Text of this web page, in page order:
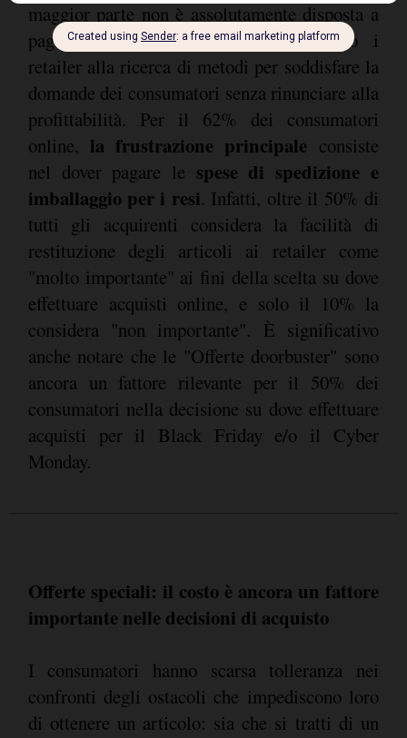
maggior parte non è assolutamente disposta a
pagare per questo vantaggio, lasciando i
retailer alla ricerca di metodi per soddisfare la
domande dei consumatori senza rinunciare alla
profittabilità. Per il 62% dei consumatori
online, la frustrazione principale consiste
nel dover pagare le spese di spedizione e
imballaggio per i resi. Infatti, oltre il 50% di
tutti gli acquirenti considera la facilità di
restituzione degli articoli ai retailer come
"molto importante" ai fini della scelta su dove
effettuare acquisti online, e solo il 10% la
considera "non importante". È significativo
anche notare che le "Offerte doorbuster" sono
ancora un fattore rilevante per il 50% dei
consumatori nella decisione su dove effettuare
acquisti per il Black Friday e/o il Cyber
Monday.
Offerte speciali: il costo è ancora un fattore
importante nelle decisioni di acquisto
I consumatori hanno scarsa tolleranza nei
confronti degli ostacoli che impediscono loro
di ottenere un articolo: sia che si tratti di un